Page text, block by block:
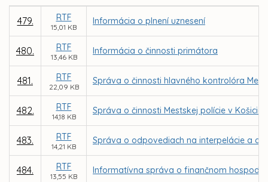
479. RTF
15,01 KB
Informácia o plnení uznesení
480. RTF
13,46 KB
Informácia o činnosti primátora
481. RTF
22,09 KB
Správa o činnosti hlavného kontrolóra
482. RTF
14,18 KB
Správa o činnosti Mestskej polície v
483. RTF
14,21 KB
Správa o odpovediach na interpelácie a
484. RTF
13,55 KB
Informatívna správa o finančnom